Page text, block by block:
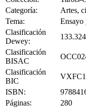
Categoría:
Artes,
Tema:
Clasificación
Dewey:
Clasificación
BISAC
Clasificación
BIC
VXFC1
ISBN:
Páginas:
280